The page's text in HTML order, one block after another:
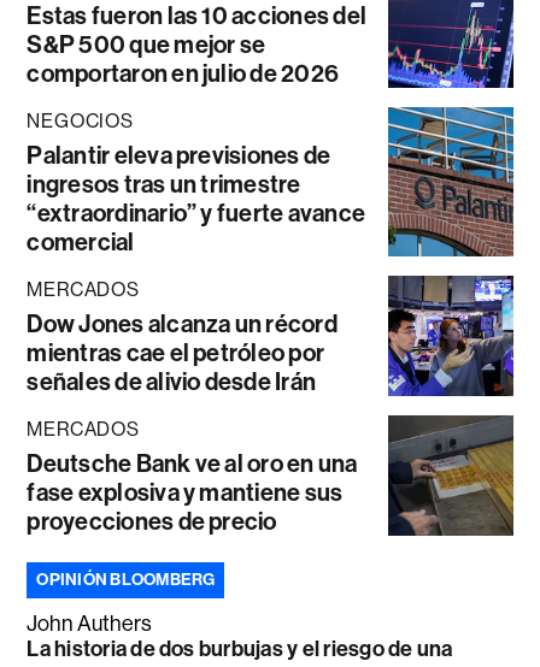
Estas fueron las 10 acciones del
S&P 500 que mejor se
comportaron en julio de 2026
NEGOCIOS
Palantir eleva previsiones de
ingresos tras un trimestre
“extraordinario” y fuerte avance
comercial
MERCADOS
Dow Jones alcanza un récord
mientras cae el petróleo por
señales de alivio desde Irán
MERCADOS
Deutsche Bank ve al oro en una
fase explosiva y mantiene sus
proyecciones de precio
OPINIÓN BLOOMBERG
John Authers
La historia de dos burbujas y el riesgo de una